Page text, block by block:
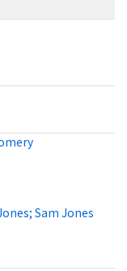
Sam Jones